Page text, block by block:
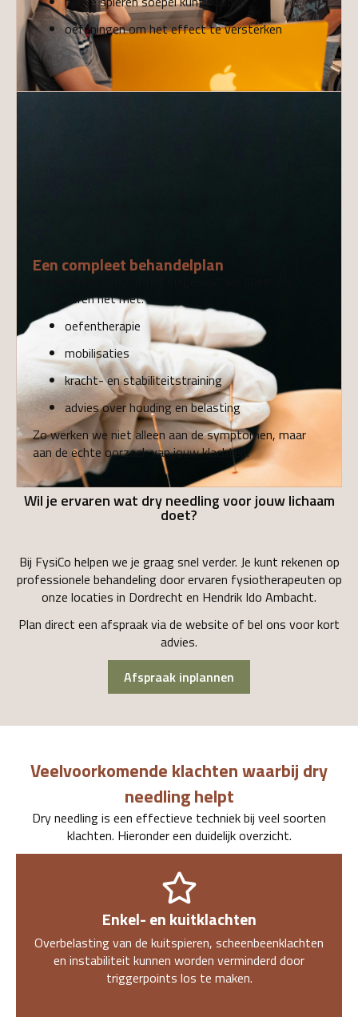
oefeningen om het effect te versterken
Een compleet behandelplan
combineren het met:
oefentherapie
mobilisaties
kracht- en stabiliteitstraining
advies over houding en belasting
Zo werken we niet alleen aan de symptomen, maar
aan de echte oorzaak van jouw klachten.
Wil je ervaren wat dry needling voor jouw lichaam
doet?
Bij FysiCo helpen we je graag snel verder. Je kunt rekenen op
professionele behandeling door ervaren fysiotherapeuten op
onze locaties in Dordrecht en Hendrik Ido Ambacht.
Plan direct een afspraak via de website of bel ons voor kort
advies.
Afspraak inplannen
Veelvoorkomende klachten waarbij dry
needling helpt
Dry needling is een effectieve techniek bij veel soorten
klachten. Hieronder een duidelijk overzicht.
Enkel- en kuitklachten
Overbelasting van de kuitspieren, scheenbeenklachten
en instabiliteit kunnen worden verminderd door
triggerpoints los te maken.